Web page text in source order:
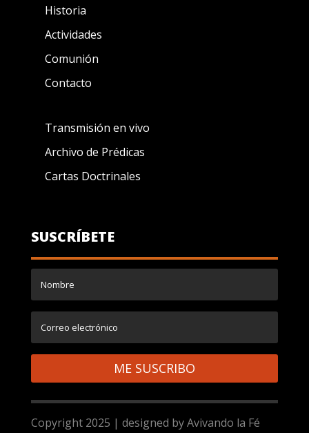
Historia
Actividades
Comunión
Contacto
Transmisión en vivo
Archivo de Prédicas
Cartas Doctrinales
SUSCRÍBETE
ME SUSCRIBO
Copyright 2025 | designed by Avivando la Fé